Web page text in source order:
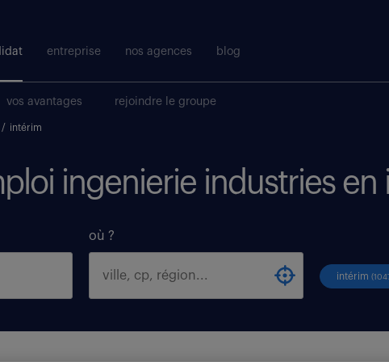
entreprise nos agences blog
vos avantages rejoindre le groupe
/ intérim
ingenierie industries en
où ?
intérim